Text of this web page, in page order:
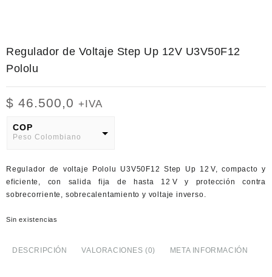
Regulador de Voltaje Step Up 12V U3V50F12
Pololu
$ 46.500,0 +IVA
COP
Peso Colombiano
American Dollar
Regulador de voltaje Pololu U3V50F12 Step Up 12 V, compacto y
eficiente, con salida fija de hasta 12 V y protección contra
sobrecorriente, sobrecalentamiento y voltaje inverso.
Sin existencias
DESCRIPCIÓN VALORACIONES (0) META INFORMACIÓN